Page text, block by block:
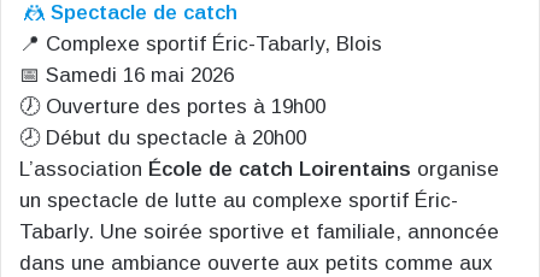
🤼Spectacle de catch
📍 Complexe sportif Éric-Tabarly, Blois
📅 Samedi 16 mai 2026
🕖 Ouverture des portes à 19h00
🕗 Début du spectacle à 20h00
L’association École de catch Loirentains organise
un spectacle de lutte au complexe sportif Éric-
Tabarly. Une soirée sportive et familiale, annoncée
dans une ambiance ouverte aux petits comme aux